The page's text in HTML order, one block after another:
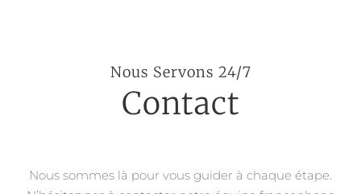
Nous Servons 24/7
Contact
Nous sommes là pour vous guider à chaque étape.